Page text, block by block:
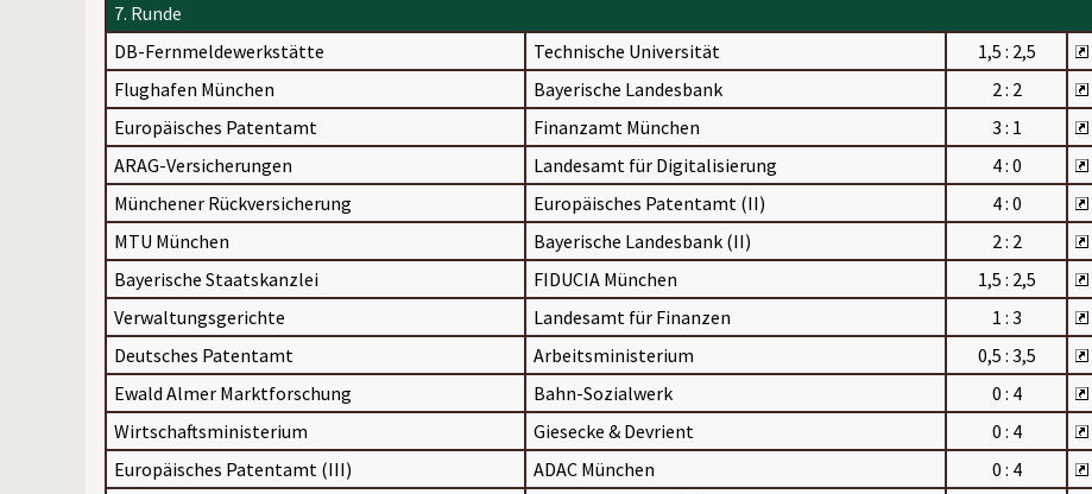
7. Runde
DB-Fernmeldewerkstätte
Technische Universität
1,5 : 2,5
Flughafen München
Bayerische Landesbank
2 : 2
Europäisches Patentamt
Finanzamt München
3 : 1
ARAG-Versicherungen
Landesamt für Digitalisierung
4 : 0
Münchener Rückversicherung
Europäisches Patentamt (II)
4 : 0
MTU München
Bayerische Landesbank (II)
2 : 2
Bayerische Staatskanzlei
FIDUCIA München
1,5 : 2,5
Verwaltungsgerichte
Landesamt für Finanzen
1 : 3
Deutsches Patentamt
Arbeitsministerium
0,5 : 3,5
Ewald Almer Marktforschung
Bahn-Sozialwerk
0 : 4
Wirtschaftsministerium
Giesecke & Devrient
0 : 4
Europäisches Patentamt (III)
ADAC München
0 : 4